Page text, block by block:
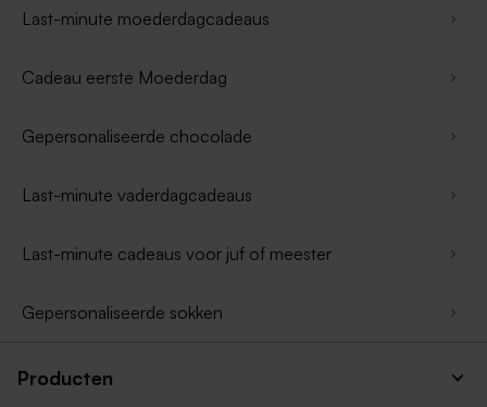
Last-minute moederdagcadeaus
Cadeau eerste Moederdag
Gepersonaliseerde chocolade
Last-minute vaderdagcadeaus
Last-minute cadeaus voor juf of meester
Gepersonaliseerde sokken
Producten